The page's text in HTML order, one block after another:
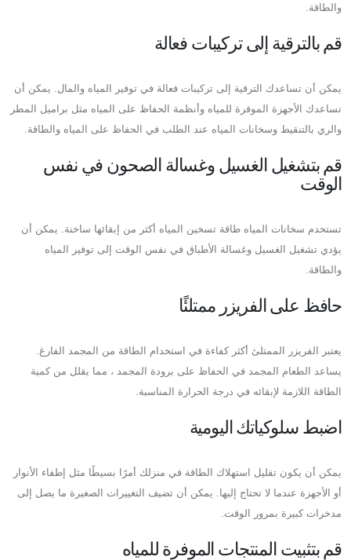
والطاقة.
قم بالترقية إلى تركيبات فعالة
يمكن أن تساعدك الترقية إلى تركيبات فعالة في توفير المياه والمال. يمكن أن
تساعدك الأجهزة الموفرة للمياه وأنظمة الحفاظ على المياه مثل براميل المطر
والري بالتنقيط وسخانات المياه عند الطلب في الحفاظ على المياه والطاقة.
قم بتشغيل الغسيل وغسالة الصحون في نفس
الوقت
تستخدم سخانات المياه طاقة تسخين المياه أكثر من إبقائها ساخنة. يمكن أن
يؤدي تشغيل الغسيل وغسالة الأطباق في نفس الوقت إلى توفير المياه
والطاقة.
حافظ على الفريزر ممتلئًا
يعتبر الفريزر الممتلئ أكثر كفاءة في استخدام الطاقة من المجمد الفارغ.
يساعد الطعام المجمد في الحفاظ على برودة المجمد ، مما يقلل من كمية
الطاقة اللازمة لإبقائه في درجة الحرارة المناسبة.
اضبط سلوكياتك اليومية
يمكن أن يكون تقليل استهلاك الطاقة في منزلك أمرًا بسيطًا مثل إطفاء الأنوار
أو الأجهزة عندما لا تحتاج إليها. يمكن أن تضيف التغييرات الصغيرة ما يصل إلى
مدخرات كبيرة بمرور الوقت.
قم بتثبيت المنتجات الموفرة للمياه